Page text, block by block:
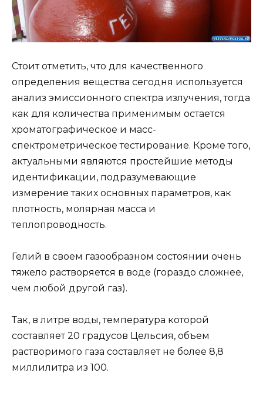
Стоит отметить, что для качественного
определения вещества сегодня используется
анализ эмиссионного спектра излучения, тогда
как для количества применимым остается
хроматографическое и масс-
спектрометрическое тестирование. Кроме того,
актуальными являются простейшие методы
идентификации, подразумевающие
измерение таких основных параметров, как
плотность, молярная масса и
теплопроводность.
Гелий в своем газообразном состоянии очень
тяжело растворяется в воде (гораздо сложнее,
чем любой другой газ).
Так, в литре воды, температура которой
составляет 20 градусов Цельсия, объем
растворимого газа составляет не более 8,8
миллилитра из 100.